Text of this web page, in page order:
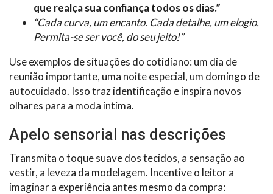
que realça sua confiança todos os dias.”
“Cada curva, um encanto. Cada detalhe, um elogio.
Permita-se ser você, do seu jeito!”
Use exemplos de situações do cotidiano: um dia de
reunião importante, uma noite especial, um domingo de
autocuidado. Isso traz identificação e inspira novos
olhares para a moda íntima.
Apelo sensorial nas descrições
Transmita o toque suave dos tecidos, a sensação ao
vestir, a leveza da modelagem. Incentive o leitor a
imaginar a experiência antes mesmo da compra: